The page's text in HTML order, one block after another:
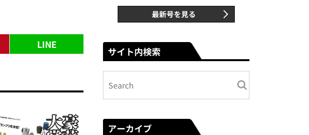
LINE
最新号を見る
サイト内検索
アーカイブ